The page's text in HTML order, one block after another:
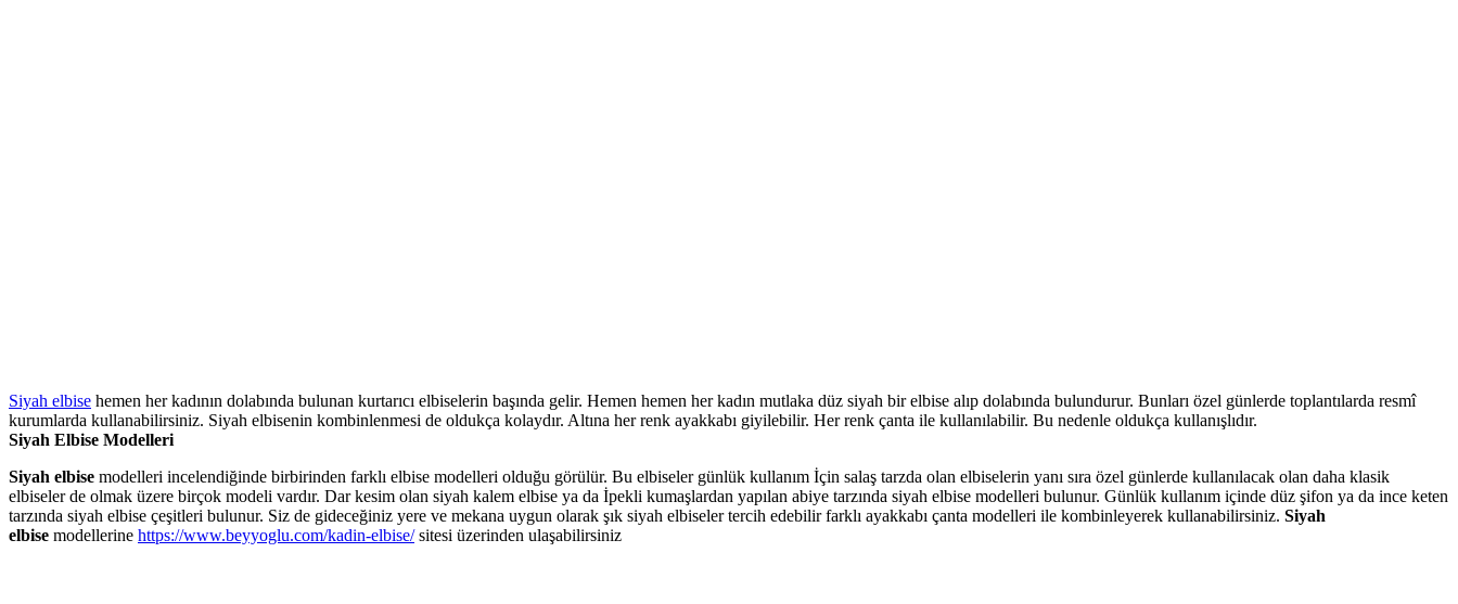
Siyah elbise hemen her kadının dolabında bulunan kurtarıcı elbiselerin başında gelir. Hemen hemen her kadın mutlaka düz siyah bir elbise alıp dolabında bulundurur. Bunları özel günlerde toplantılarda resmî
kurumlarda kullanabilirsiniz. Siyah elbisenin kombinlenmesi de oldukça kolaydır. Altına her renk ayakkabı giyilebilir. Her renk çanta ile kullanılabilir. Bu nedenle oldukça kullanışlıdır.
Siyah Elbise Modelleri
Siyah elbise modelleri incelendiğinde birbirinden farklı elbise modelleri olduğu görülür. Bu elbiseler günlük kullanım İçin salaş tarzda olan elbiselerin yanı sıra özel günlerde kullanılacak olan daha klasik
elbiseler de olmak üzere birçok modeli vardır. Dar kesim olan siyah kalem elbise ya da İpekli kumaşlardan yapılan abiye tarzında siyah elbise modelleri bulunur. Günlük kullanım içinde düz şifon ya da ince keten
tarzında siyah elbise çeşitleri bulunur. Siz de gideceğiniz yere ve mekana uygun olarak şık siyah elbiseler tercih edebilir farklı ayakkabı çanta modelleri ile kombinleyerek kullanabilirsiniz. Siyah
elbise modellerine https://www.beyyoglu.com/kadin-elbise/sitesi üzerinden ulaşabilirsiniz